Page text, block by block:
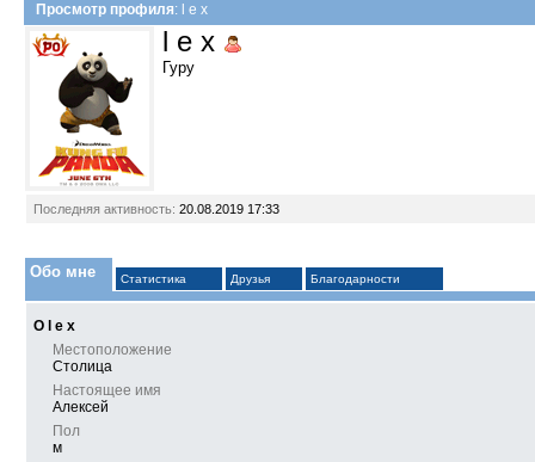
Просмотр профиля: l e x
l e x
Гуру
Последняя активность: 20.08.2019 17:33
Обо мне Статистика Друзья Благодарности
О l e x
Местоположение
Столица
Настоящее имя
Алексей
Пол
м